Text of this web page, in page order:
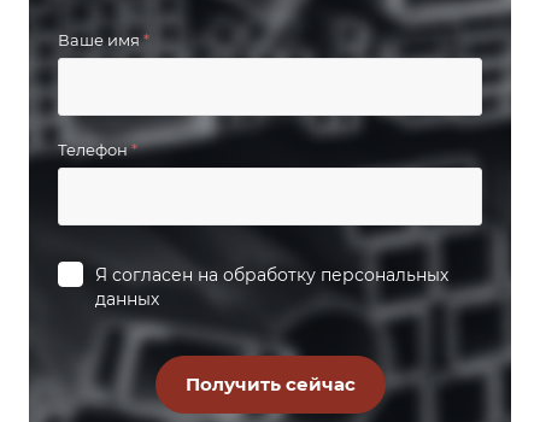
Ваше имя *
Телефон*
Я согласен на обработку персональных
данных